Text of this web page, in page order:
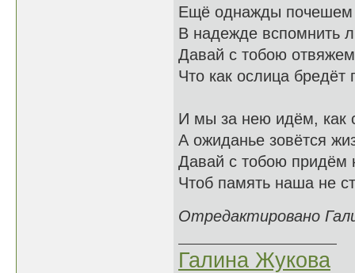
Ещё однажды почешем
В надежде вспомнить
Давай с тобою
Что как ослица бредёт
И мы за нею идём, как
А ожиданье зовётся
Давай с тобою придём
Чтоб память наша не
Отредактировано
Галина Жукова